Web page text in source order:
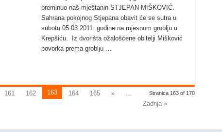
preminuo naš mještanin STJEPAN MIŠKOVIĆ.
Sahrana pokojnog Stjepana obavit će se sutra u
subotu 05.03.2011. godine na mjesnom groblju u
Krepšiću. Iz dvorišta ožalošćene obitelji Mišković
povorka prema groblju …
Stranica 163 of 170
161 162 163 164 165 »
Zadnja »